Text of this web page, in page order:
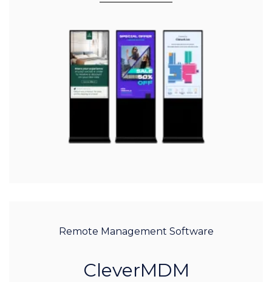
Remote Management Software
CleverMDM